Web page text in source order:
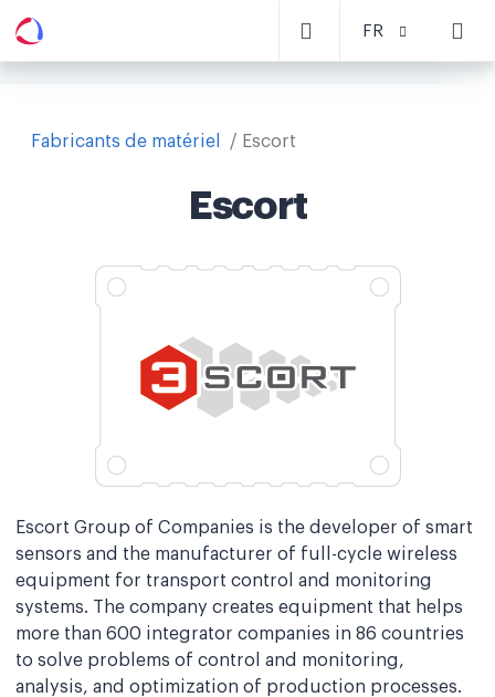
FR
Fabricants de matériel Escort
Escort
Escort Group of Companies is the developer of smart
sensors and the manufacturer of full-cycle wireless
equipment for transport control and monitoring
systems. The company creates equipment that helps
more than 600 integrator companies in 86 countries
to solve problems of control and monitoring,
analysis, and optimization of production processes.